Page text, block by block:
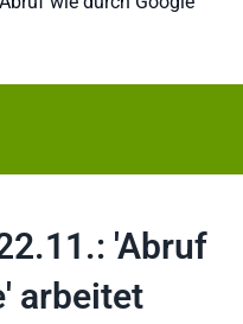
'Abruf
arbeitet